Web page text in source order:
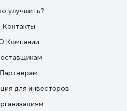
улучшить?
Контакты
Компании
Партнерам
для инвесторов